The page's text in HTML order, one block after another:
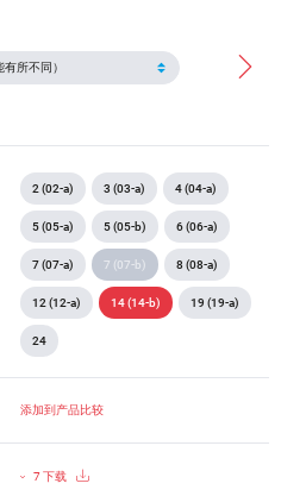
2 (02-a) 3 (03-a) 4 (04-a)
5 (05-a) 5 (05-b) 6 (06-a)
7 (07-a) 7 (07-b) 8 (08-a)
12 (12-a) 14 (14-b) 19 (19-a)
24
添加到产品比较
7 下载